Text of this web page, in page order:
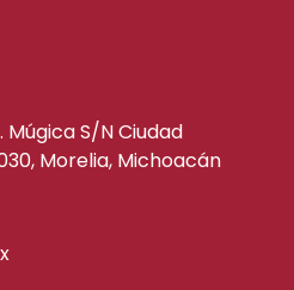
S/N Ciudad
Morelia, Michoacán